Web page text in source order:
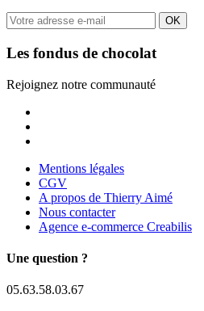
OK
Les fondus de chocolat
Rejoignez notre communauté
Mentions légales
CGV
A propos de Thierry Aimé
Nous contacter
Agence e-commerce Creabilis
Une question ?
05.63.58.03.67